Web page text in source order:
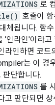
로
호출이
체됩니다. 함
'인라인'이라고
라인하면 코드
는 이 경
판단합니다.
를
고 판단되면